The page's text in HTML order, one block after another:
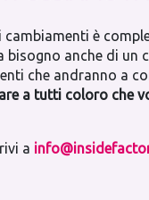
è
anche di un
che andranno a
a tutti coloro che
a